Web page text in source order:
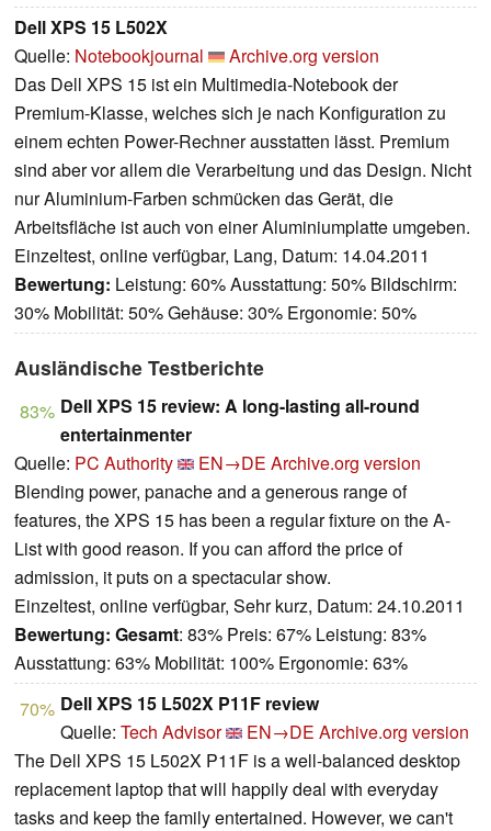
Dell XPS 15 L502X
Quelle: Notebookjournal
Archive.org version
Das Dell XPS 15 ist ein Multimedia-Notebook der
Premium-Klasse, welches sich je nach Konfiguration zu
einem echten Power-Rechner ausstatten lässt. Premium
sind aber vor allem die Verarbeitung und das Design. Nicht
nur Aluminium-Farben schmücken das Gerät, die
Arbeitsfläche ist auch von einer Aluminiumplatte umgeben.
Einzeltest, online verfügbar, Lang, Datum: 14.04.2011
Bewertung: Leistung: 60% Ausstattung: 50% Bildschirm:
30% Mobilität: 50% Gehäuse: 30% Ergonomie: 50%
Ausländische Testberichte
83% Dell XPS 15 review: A long-lasting all-round
entertainmenter
Quelle: PC Authority EN→DE Archive.org version
Blending power, panache and a generous range of
features, the XPS 15 has been a regular fixture on the A-
List with good reason. If you can afford the price of
admission, it puts on a spectacular show.
Einzeltest, online verfügbar, Sehr kurz, Datum: 24.10.2011
Bewertung: Gesamt: 83% Preis: 67% Leistung: 83%
Ausstattung: 63% Mobilität: 100% Ergonomie: 63%
70% Dell XPS 15 L502X P11F review
Quelle: Tech Advisor EN→DE Archive.org version
The Dell XPS 15 L502X P11F is a well-balanced desktop
replacement laptop that will happily deal with everyday
tasks and keep the family entertained. However, we can't